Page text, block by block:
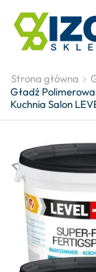
Strona główna
Gładź
Kuchnia Salon